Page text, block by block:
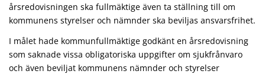
årsredovisningen ska fullmäktige även ta ställning till om
kommunens styrelser och nämnder ska beviljas ansvarsfrihet.
I målet hade kommunfullmäktige godkänt en årsredovisning
som saknade vissa obligatoriska uppgifter om sjukfrånvaro
och även beviljat kommunens nämnder och styrelser